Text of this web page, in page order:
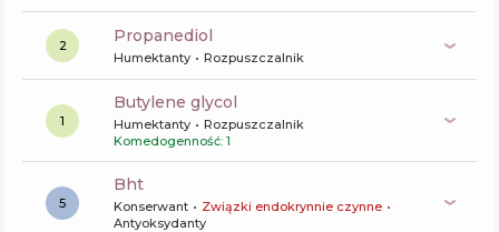
2 propanediol
Humektanty Rozpuszczalnik
1
butylene glycol
Humektanty
Rozpuszczalnik
Komedogenność: 1
5
bht
Konserwant
Związki endokrynnie czynne
Antyoksydanty